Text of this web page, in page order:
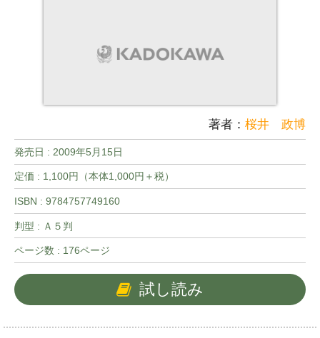
著者： 桜井 政博
発売日 : 2009年5月15日
定価 : 1,100円（本体1,000円＋税）
ISBN : 9784757749160
判型 : Ａ５判
ページ数 : 176ページ
試し読み